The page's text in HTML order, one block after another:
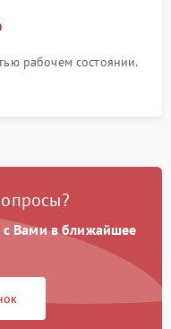
рабочем состоянии.
с Вами в ближайшее